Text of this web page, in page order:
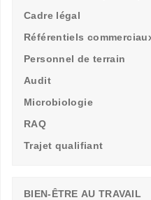
Cadre légal
Référentiels
Personnel de terrain
Audit
Microbiologie
RAQ
Trajet qualifiant
BIEN-ÊTRE AU TRAVAIL